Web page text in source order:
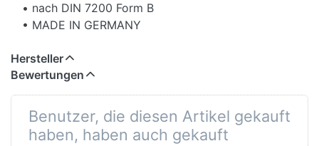
• nach DIN 7200 Form B
• MADE IN GERMANY
Hersteller
Bewertungen
Benutzer, die diesen Artikel gekauft
haben, haben auch gekauft